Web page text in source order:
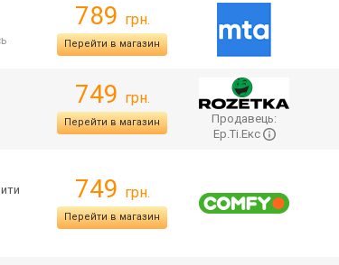
789 грн.
Перейти в магазин
749 грн.
Перейти в магазин
Продавець:
Ер.Ті.Екс
749 грн.
Перейти в магазин